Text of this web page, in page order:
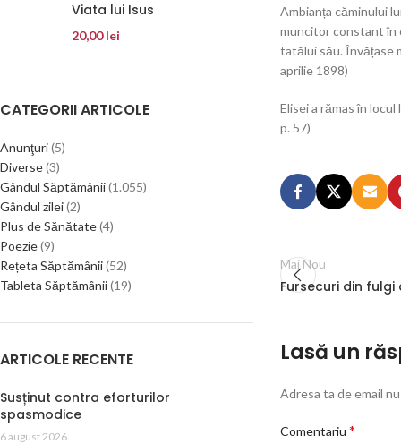
Viata lui Isus
20,00lei
CATEGORII ARTICOLE
Anunţuri(5)
Diverse(3)
Gândul Săptămânii(1.055)
Gândul zilei(2)
Plus de Sănătate(4)
Poezie(9)
Rețeta Săptămânii(52)
Tableta Săptămânii(19)
ARTICOLE RECENTE
Susținut contra eforturilor
spasmodice
6 august 2026
Ambianța căminului
muncitor constant în
tatălui său. Învățase
aprilie 1898)
Elisei a rămas în
p. 57)
Mai Nou
Fursecuri din fulgi
Lasă un
Adresa ta de email
Comentariu *